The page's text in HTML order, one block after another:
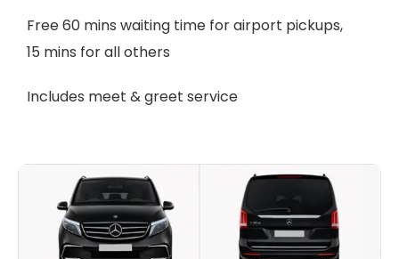
Free 60 mins waiting time for airport pickups,
15 mins for all others
Includes meet & greet service